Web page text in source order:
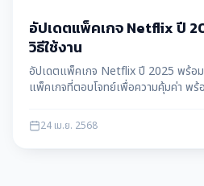
อัปเดตแพ็คเกจ Netflix ปี
วิธีใช้งาน
อัปเดตแพ็คเกจ Netflix ปี 2025 พร้อม
แพ็คเกจที่ตอบโจทย์เพื่อความคุ้มค่า พ
24 เม.ย. 2568